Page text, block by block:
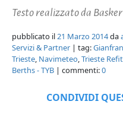
Testo realizzato da
pubblicato il21 Marzo 2014da
Servizi & Partner | tag:
Trieste, Navimeteo,Trieste
Berths - TYB | commenti:0
CONDIVIDI